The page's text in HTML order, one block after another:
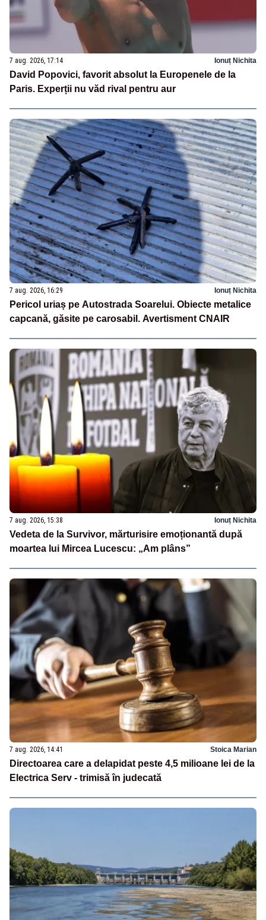
7 aug. 2026, 17:14 Ionuț Nichita
David Popovici, favorit absolut la Europenele de la
Paris. Experții nu văd rival pentru aur
7 aug. 2026, 16:29 Ionuț Nichita
Pericol uriaș pe Autostrada Soarelui. Obiecte metalice
capcană, găsite pe carosabil. Avertisment CNAIR
7 aug. 2026, 15:38 Ionuț Nichita
Vedeta de la Survivor, mărturisire emoționantă după
moartea lui Mircea Lucescu: „Am plâns”
7 aug. 2026, 14:41 Stoica Marian
Directoarea care a delapidat peste 4,5 milioane lei de la
Electrica Serv - trimisă în judecată